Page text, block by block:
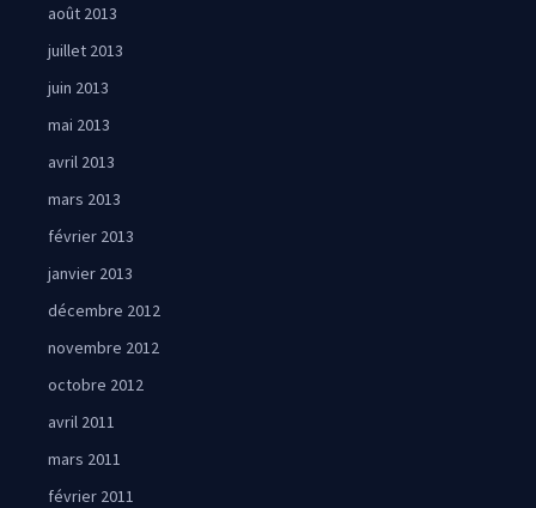
août 2013
juillet 2013
juin 2013
mai 2013
avril 2013
mars 2013
février 2013
janvier 2013
décembre 2012
novembre 2012
octobre 2012
avril 2011
mars 2011
février 2011